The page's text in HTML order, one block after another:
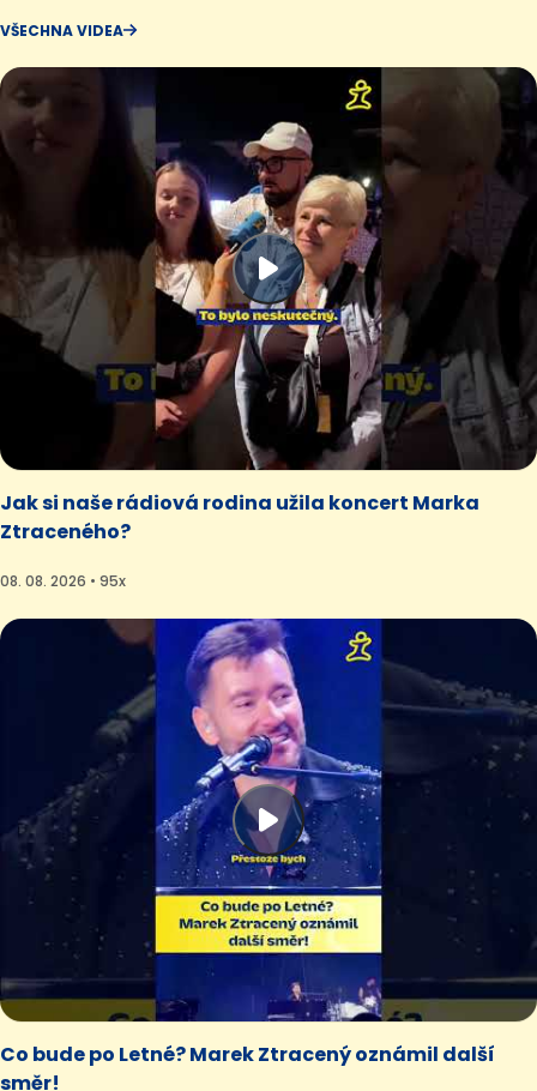
VŠECHNA VIDEA
Jak si naše rádiová rodina užila koncert Marka
Ztraceného?
08. 08. 2026 • 95x
Co bude po Letné? Marek Ztracený oznámil další
směr!